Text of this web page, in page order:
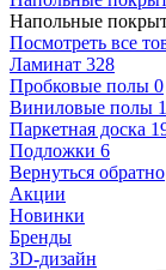
Напольные
Посмотреть все
Ламинат 328
Пробковые полы 0
Виниловые полы
Паркетная доска
Подложки 6
Вернуться обратно
Акции
Новинки
Бренды
3D-дизайн